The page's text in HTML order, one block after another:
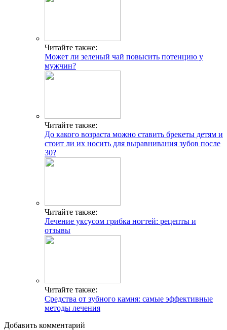
Читайте также:
Может ли зеленый чай повысить потенцию у
мужчин?
Читайте также:
До какого возраста можно ставить брекеты детям и
стоит ли их носить для выравнивания зубов после
30?
Читайте также:
Лечение уксусом грибка ногтей: рецепты и
отзывы
Читайте также:
Средства от зубного камня: самые эффективные
методы лечения
Добавить комментарий